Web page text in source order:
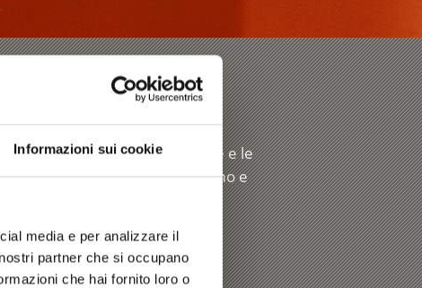
Informazioni sui cookie
media e per analizzare il
partner che si occupano
che hai fornito loro o
raccontano il lavoro nelle cave e le
all’ombra, tavoli in marmo e
blocco di marmo.